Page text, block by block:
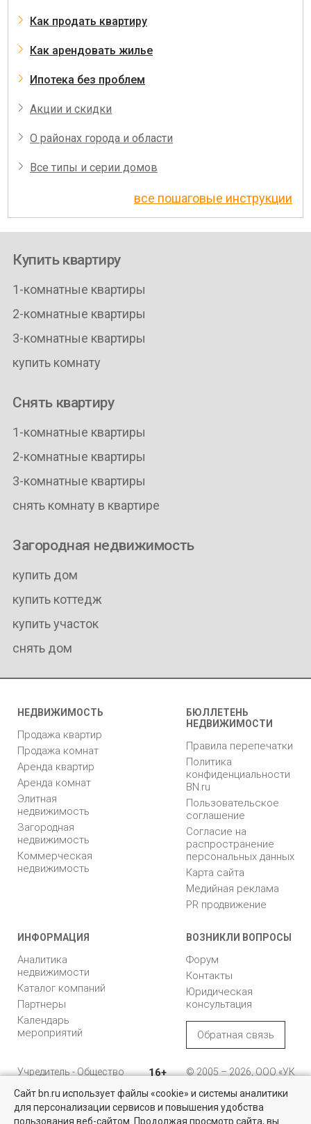
Найти квартиру - это просто!
Как продать квартиру
Как арендовать жилье
Ипотека без проблем
Акции и скидки
О районах города и области
Все типы и серии домов
все пошаговые инструкции
Купить квартиру
1-комнатные квартиры
2-комнатные квартиры
3-комнатные квартиры
купить комнату
Снять квартиру
1-комнатные квартиры
2-комнатные квартиры
3-комнатные квартиры
снять комнату в квартире
Загородная недвижимость
купить дом
купить коттедж
купить участок
снять дом
НЕДВИЖИМОСТЬ
Продажа квартир
Продажа комнат
Аренда квартир
Аренда комнат
Элитная
недвижимость
Загородная
недвижимость
Коммерческая
недвижимость
БЮЛЛЕТЕНЬ
НЕДВИЖИМОСТИ
Правила перепечатки
Политика
конфиденциальности
BN.ru
Пользовательское
соглашение
Согласие на
распространение
персональных данных
Карта сайта
Медийная реклама
PR продвижение
ИНФОРМАЦИЯ
Аналитика
недвижимости
Каталог компаний
Партнеры
Календарь
мероприятий
ВОЗНИКЛИ ВОПРОСЫ
Форум
Контакты
Юридическая
консультация
Обратная связь
Учредитель - Общество
ответственностью
"Управляющая
компания "Бюллетень
16+
© 2005 – 2026, ООО «УК
196105, Санкт-
Петербург, пр. Юрия
Сайт bn.ru использует файлы «cookie» и системы аналитики
для персонализации сервисов и повышения удобства
пользования веб-сайтом. Продолжая просмотр сайта, вы